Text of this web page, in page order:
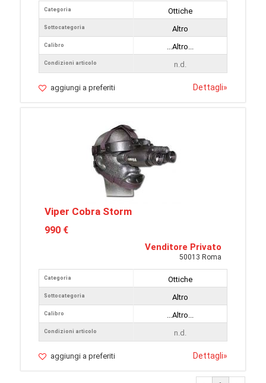
Categoria
Sottocategoria
Calibro
Condizioni articolo
Ottiche
Altro
...Altro...
n.d.
aggiungi a preferiti Dettagli»
Viper Cobra Storm
990 €
Venditore Privato
50013 Roma
Categoria
Sottocategoria
Calibro
Condizioni articolo
Ottiche
Altro
...Altro...
n.d.
aggiungi a preferiti Dettagli»